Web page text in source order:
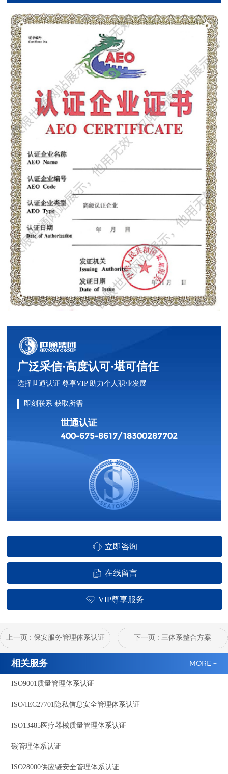
广泛采信·高度认可·堪可信任
选择世通认证 尊享VIP 助力个人职业发展
即刻联系 获取所需
世通认证
400-675-8617/18300287702
立即咨询
在线留言
VIP尊享服务
上一页 : 保安服务管理体系认证 下一页 : 三体系整合方案
相关服务 MORE +
ISO9001质量管理体系认证
ISO/IEC27701隐私信息安全管理体系认证
ISO13485医疗器械质量管理体系认证
碳管理体系认证
ISO28000供应链安全管理体系认证